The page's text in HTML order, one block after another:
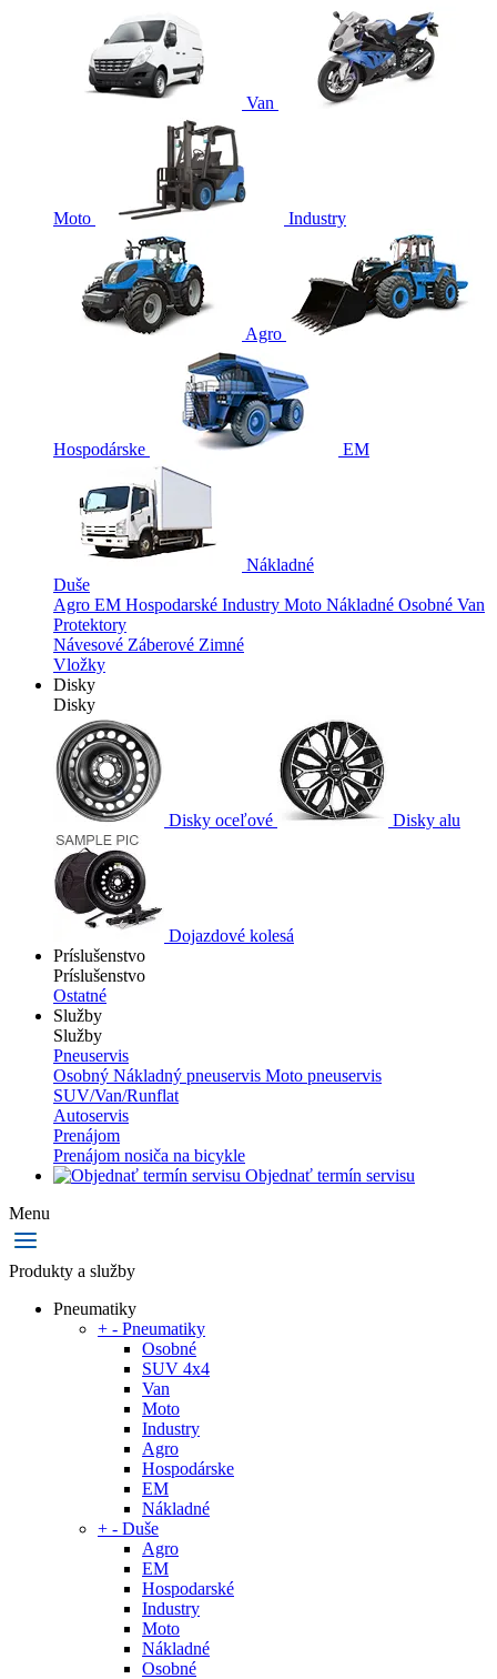
Van
Moto Industry
Agro
Hospodárske EM
Nákladné
Duše
Agro EM Hospodarské Industry Moto Nákladné Osobné Van
Protektory
Návesové Záberové Zimné
Vložky
Disky
Disky
Disky oceľové Disky alu
Dojazdové kolesá
Príslušenstvo
Príslušenstvo
Ostatné
Služby
Služby
Pneuservis
Osobný Nákladný pneuservis Moto pneuservis
SUV/Van/Runflat
Autoservis
Prenájom
Prenájom nosiča na bicykle
Objednať termín servisu
Menu
Produkty a služby
Pneumatiky
+ - Pneumatiky
Osobné
SUV 4x4
Van
Moto
Industry
Agro
Hospodárske
EM
Nákladné
+ - Duše
Agro
EM
Hospodarské
Industry
Moto
Nákladné
Osobné